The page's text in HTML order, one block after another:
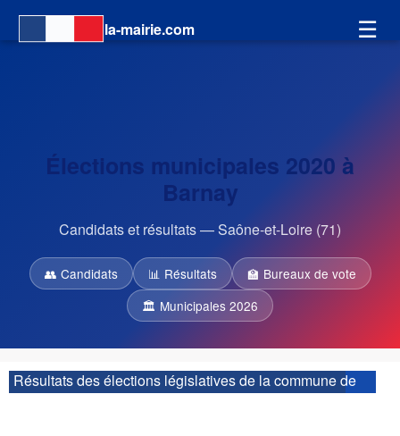
la-mairie.com ☰
Élections municipales 2020 à
Barnay
Candidats et résultats — Saône-et-Loire (71)
👥 Candidats 📊 Résultats
🏫 Bureaux de vote
🏛 Municipales 2026
Résultats des élections législatives de la commune de
Barnay :| 3ème circonscription